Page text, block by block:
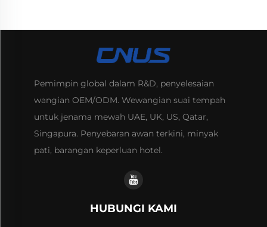
Pemimpin global dalam R&D, penyelesaian
wangian OEM/ODM. Wewangian suai tempah
untuk jenama mewah UAE, UK, US, Qatar,
Singapura. Penyebaran awan terkini, minyak
pati, barangan keperluan hotel.
HUBUNGI KAMI